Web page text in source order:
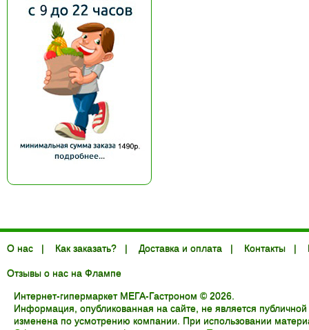
О нас | Как заказать? | Доставка и оплата | Контакты |
Отзывы о нас на Флампе
Интернет-гипермаркет МЕГА-Гастроном © 2026.
Информация, опубликованная на сайте, не является
изменена по усмотрению компании. При использовании